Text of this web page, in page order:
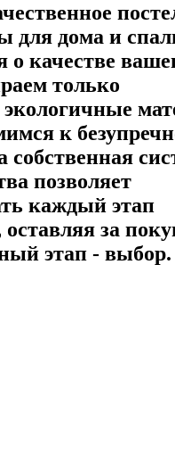
для дома и
качестве
только
к
позволяет
каждый этап
оставляя за
этап - выбор.